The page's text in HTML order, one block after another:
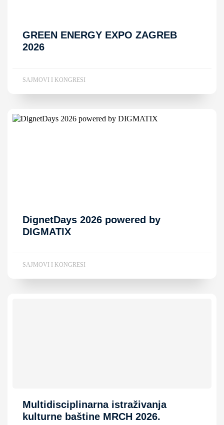
GREEN ENERGY EXPO ZAGREB
2026
SAJMOVI I KONGRESI
DignetDays 2026 powered by
DIGMATIX
SAJMOVI I KONGRESI
Multidisciplinarna istraživanja
kulturne baštine MRCH 2026.